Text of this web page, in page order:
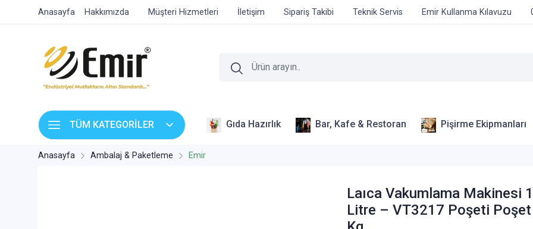
Anasayfa Hakkımızda Müşteri Hizmetleri İletişim Sipariş Takibi Teknik Servis Emir Kullanma Kılavuzu
TÜM KATEGORİLER Gıda Hazırlık Bar, Kafe & Restoran Pişirme Ekipmanları
Anasayfa Ambalaj & Paketleme Emir
Laıca Vakumlama Makinesi
Litre – VT3217 Poşeti Poşet